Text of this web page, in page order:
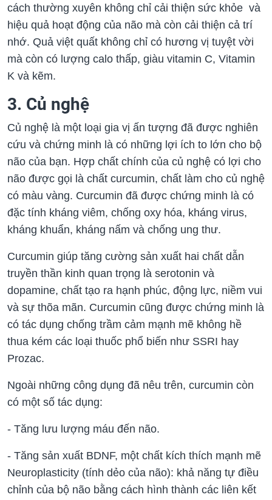
cách thường xuyên không chỉ cải thiện sức khỏe và
hiệu quả hoạt động của não mà còn cải thiện cả trí
nhớ. Quả việt quất không chỉ có hương vị tuyệt vời
mà còn có lượng calo thấp, giàu vitamin C, Vitamin
K và kẽm.
3. Củ nghệ
Củ nghệ là một loại gia vị ấn tượng đã được nghiên
cứu và chứng minh là có những lợi ích to lớn cho bộ
não của bạn. Hợp chất chính của củ nghệ có lợi cho
não được gọi là chất curcumin, chất làm cho củ nghệ
có màu vàng. Curcumin đã được chứng minh là có
đặc tính kháng viêm, chống oxy hóa, kháng virus,
kháng khuẩn, kháng nấm và chống ung thư.
Curcumin giúp tăng cường sản xuất hai chất dẫn
truyền thần kinh quan trọng là serotonin và
dopamine, chất tạo ra hạnh phúc, động lực, niềm vui
và sự thõa mãn. Curcumin cũng được chứng minh là
có tác dụng chống trầm cảm mạnh mẽ không hề
thua kém các loại thuốc phổ biến như SSRI hay
Prozac.
Ngoài những công dụng đã nêu trên, curcumin còn
có một số tác dụng:
- Tăng lưu lượng máu đến não.
- Tăng sản xuất BDNF, một chất kích thích mạnh mẽ
Neuroplasticity (tính dẻo của não): khả năng tự điều
chỉnh của bộ não bằng cách hình thành các liên kết